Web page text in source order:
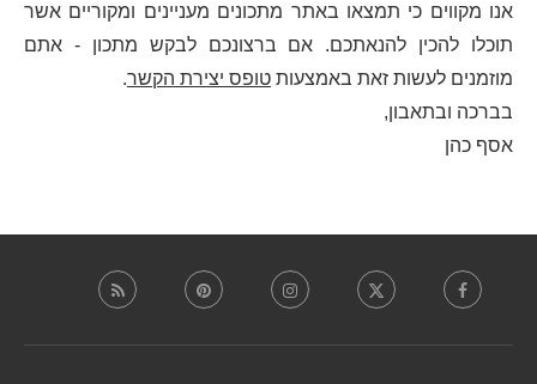
אנו מקווים כי תמצאו באתר מתכונים מעניינים ומקוריים אשר
תוכלו להכין להנאתכם. אם ברצונכם לבקש מתכון - אתם
מוזמנים לעשות זאת באמצעות טופס יצירת הקשר.
בברכה ובתאבון,
אסף כהן